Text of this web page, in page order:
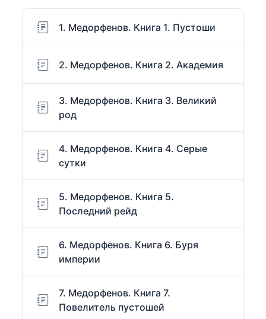
1. Медорфенов. Книга 1. Пустоши
2. Медорфенов. Книга 2. Академия
3. Медорфенов. Книга 3. Великий
род
4. Медорфенов. Книга 4. Серые
сутки
5. Медорфенов. Книга 5.
Последний рейд
6. Медорфенов. Книга 6. Буря
империи
7. Медорфенов. Книга 7.
Повелитель пустошей